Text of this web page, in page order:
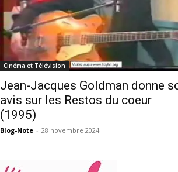
Cinéma et Télévision
Jean-Jacques Goldman donne
avis sur les Restos du coeur
(1995)
Blog-Note - 28 novembre 2024